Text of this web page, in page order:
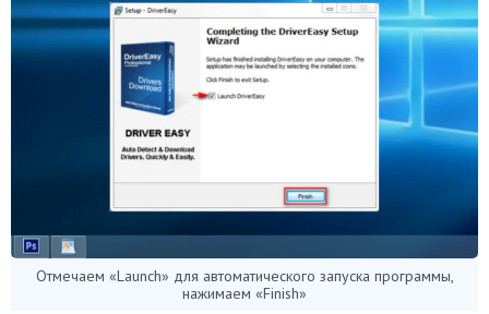
Отмечаем «Launch» для автоматического запуска программы,
нажимаем «Finish»